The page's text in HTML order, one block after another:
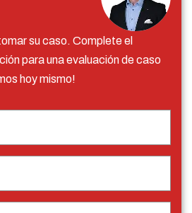
su caso. Complete el
para una evaluación de caso
hoy mismo!